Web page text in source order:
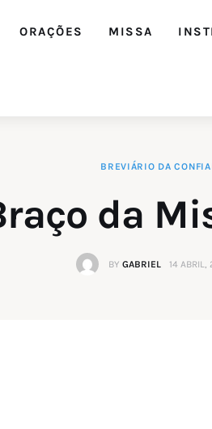
ORAÇÕES MISSA
BREVIÁRIO DA
da
BY GABRIEL 14 ABRIL,